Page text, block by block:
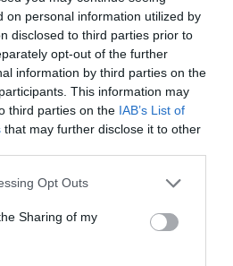
on personal information utilized by
disclosed to third parties prior to
opt-out of the further
information by third parties on the
This information may
third parties on the IAB’s List of
that may further disclose it to other
Opt Outs
Sharing of my
recortó sus pérdidas a la
de dólares (33 millones de
como fuente preferida de Google
las últimas noticias de actualidad.